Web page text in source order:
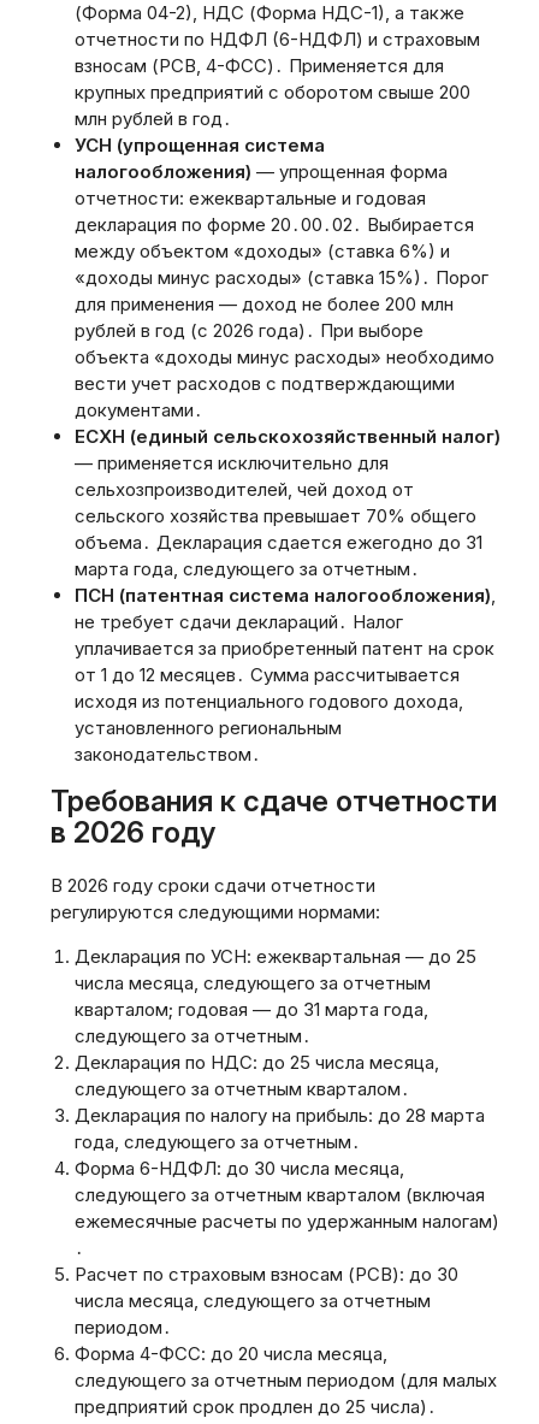
(Форма 04-2), НДС (Форма НДС-1), а также
отчетности по НДФЛ (6-НДФЛ) и страховым
взносам (РСВ, 4-ФСС)․ Применяется для
крупных предприятий с оборотом свыше 200
млн рублей в год․
УСН (упрощенная система
налогообложения) — упрощенная форма
отчетности: ежеквартальные и годовая
декларация по форме 20․00․02․ Выбирается
между объектом «доходы» (ставка 6%) и
«доходы минус расходы» (ставка 15%)․ Порог
для применения — доход не более 200 млн
рублей в год (с 2026 года)․ При выборе
объекта «доходы минус расходы» необходимо
вести учет расходов с подтверждающими
документами․
ЕСХН (единый сельскохозяйственный налог)
— применяется исключительно для
сельхозпроизводителей, чей доход от
сельского хозяйства превышает 70% общего
объема․ Декларация сдается ежегодно до 31
марта года, следующего за отчетным․
ПСН (патентная система налогообложения),
не требует сдачи деклараций․ Налог
уплачивается за приобретенный патент на срок
от 1 до 12 месяцев․ Сумма рассчитывается
исходя из потенциального годового дохода,
установленного региональным
законодательством․
Требования к сдаче отчетности
в 2026 году
В 2026 году сроки сдачи отчетности
регулируются следующими нормами:
Декларация по УСН: ежеквартальная — до 25
числа месяца, следующего за отчетным
кварталом; годовая — до 31 марта года,
следующего за отчетным․
Декларация по НДС: до 25 числа месяца,
следующего за отчетным кварталом․
Декларация по налогу на прибыль: до 28 марта
года, следующего за отчетным․
Форма 6-НДФЛ: до 30 числа месяца,
следующего за отчетным кварталом (включая
ежемесячные расчеты по удержанным налогам)
․
Расчет по страховым взносам (РСВ): до 30
числа месяца, следующего за отчетным
периодом․
Форма 4-ФСС: до 20 числа месяца,
следующего за отчетным периодом (для малых
предприятий срок продлен до 25 числа)․